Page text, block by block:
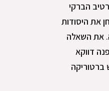
הברקי
את היסודות
את השאלה
דווקא
ברטוריקה